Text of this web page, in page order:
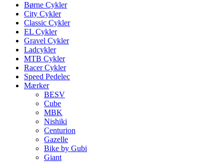
Børne Cykler
City Cykler
Classic Cykler
EL Cykler
Gravel Cykler
Ladcykler
MTB Cykler
Racer Cykler
Speed Pedelec
Mærker
BESV
Cube
MBK
Nishiki
Centurion
Gazelle
Bike by Gubi
Giant